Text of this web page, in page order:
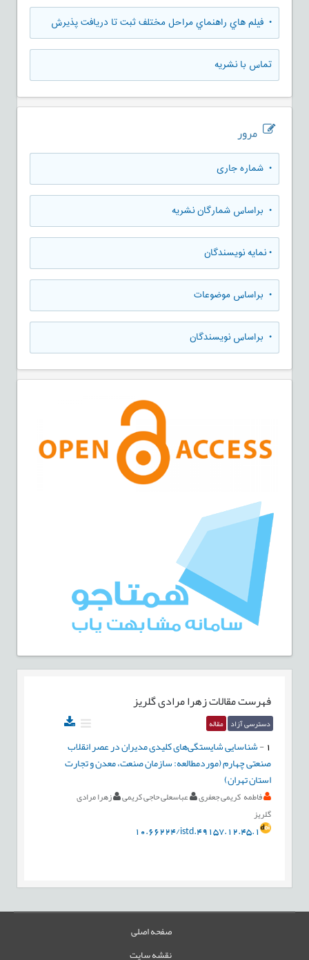
• فيلم هاي راهنماي مراحل مختلف ثبت تا دريافت پذيرش
تماس با نشریه
مرور
• شماره جاری
• براساس شمارگان نشریه
•نمایه نویسندگان
• براساس موضوعات
• براساس نویسندگان
فهرست مقالاتزهرا مرادی گلریز
دسترسی آزاد مقاله
-شناسایی شایستگی‌های کلیدی مدیران در عصر انقلاب
صنعتی چهارم (موردمطالعه: سازمان صنعت، معدن و تجارت
استان تهران)
فاطمه کریمی جعفری عباسعلی حاجی کریمی زهرا مرادی
گلریز
10.66224/istd.49157.12.45.1
صفحه اصلی
نقشه سایت